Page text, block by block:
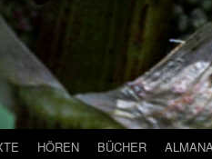
HÖREN BÜCHER